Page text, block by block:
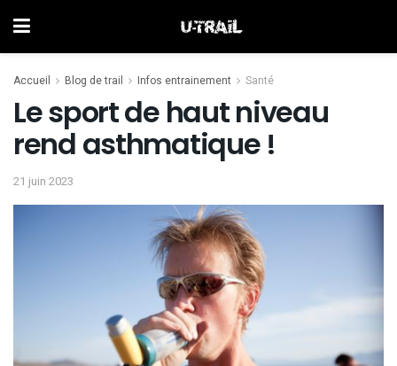
Accueil Blog de trail Infos entrainement Santé
Le sport de haut niveau
rend asthmatique !
21 juin 2023